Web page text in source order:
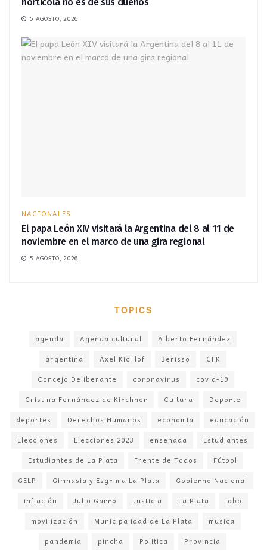
5 AGOSTO, 2026
NACIONALES
El papa León XIV visitará la Argentina del 8 al 11 de
noviembre en el marco de una gira regional
5 AGOSTO, 2026
TOPICS
agenda Agenda cultural
Alberto Fernández
argentina
Axel Kicillof Berisso
CFK
Concejo Deliberante
coronavirus
covid-19
Cristina Fernández de Kirchner
Cultura
Deporte
deportes
Derechos Humanos economia
educación
Elecciones
Elecciones 2023 ensenada
Estudiantes
Estudiantes de La Plata
Frente de Todos
Fútbol
GELP
Gimnasia y Esgrima La Plata
Gobierno Nacional
inflación
Julio Garro Justicia La Plata
lobo
movilización
Municipalidad de La Plata
musica
pandemia
pincha Politica
Provincia